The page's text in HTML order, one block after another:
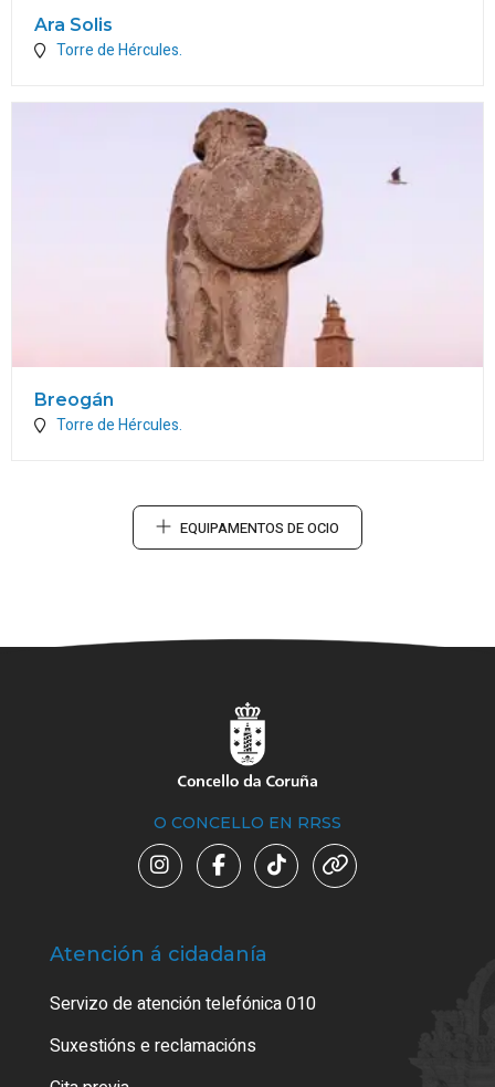
Ara Solis
Torre de Hércules.
Breogán
Torre de Hércules.
EQUIPAMENTOS DE OCIO
O CONCELLO EN RRSS
Atención á cidadanía
Servizo de atención telefónica 010
Suxestións e reclamacións